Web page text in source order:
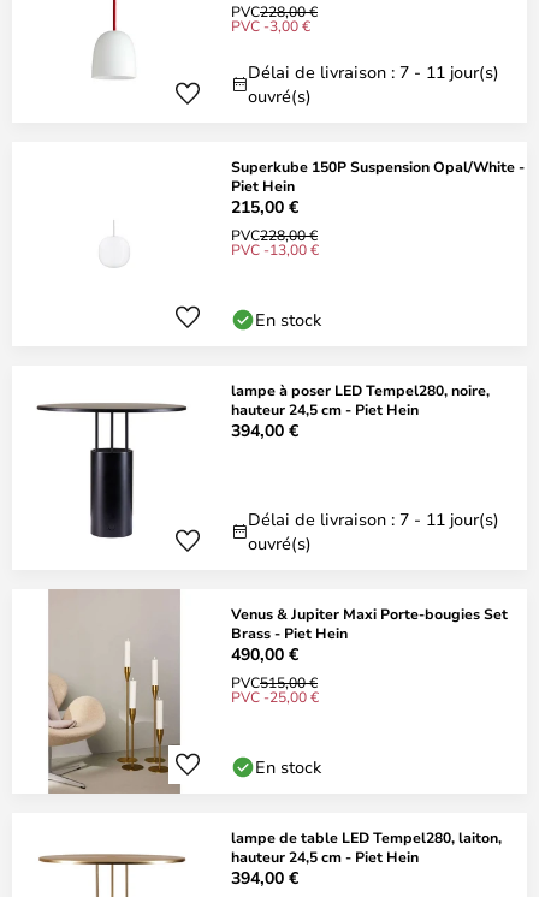
PVC228,00 €
PVC -3,00 €
Délai de livraison : 7 - 11 jour(s)
ouvré(s)
Superkube 150P Suspension Opal/White -
Piet Hein
215,00 €
PVC228,00 €
PVC -13,00 €
En stock
lampe à poser LED Tempel280, noire,
hauteur 24,5 cm - Piet Hein
394,00 €
Délai de livraison : 7 - 11 jour(s)
ouvré(s)
Venus & Jupiter Maxi Porte-bougies Set
Brass - Piet Hein
490,00 €
PVC515,00 €
PVC -25,00 €
En stock
lampe de table LED Tempel280, laiton,
hauteur 24,5 cm - Piet Hein
394,00 €